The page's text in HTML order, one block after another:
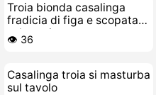
Troia bionda casalinga
fradicia di figa e scopata
selvaggia
👁️ 36
Casalinga troia si masturba
sul tavolo